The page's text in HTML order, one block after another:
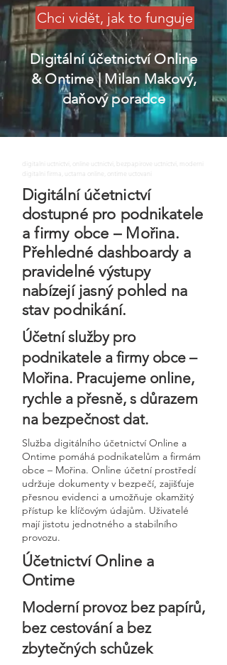
Chci vidět, jak to funguje
Digitální účetnictví Online
& Ontime| Milan Makový,
daňový poradce
digitalni uctnictvi, online uctnictvi, bezpapirove uctnictvi, moderni
digitalni firma, uctarna online, ontime uctovani
Digitální účetnictví
dostupné pro podnikatele
a firmy obce – Mořina.
Přehledné dashboardy a
pravidelné výstupy
nabízejí jasný pohled na
stav podnikání.
Účetní služby pro
podnikatele a firmy obce –
Mořina. Pracujeme online,
rychle a přesně, s důrazem
na bezpečnost dat.
Služba digitálního účetnictví Online a
Ontime pomáhá podnikatelům a firmám
obce – Mořina. Online účetní prostředí
udržuje dokumenty v bezpečí, zajišťuje
přesnou evidenci a umožňuje okamžitý
přístup ke klíčovým údajům. Uživatelé
mají jistotu jednotného a stabilního
provozu.
Účetnictví Online a
Ontime
Moderní provoz bez papírů,
bez cestování a bez
zbytečných schůzek